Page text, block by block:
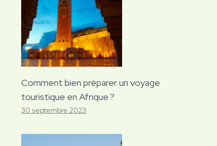
Comment bien préparer un voyage
touristique en Afrique ?
30 septembre 2023